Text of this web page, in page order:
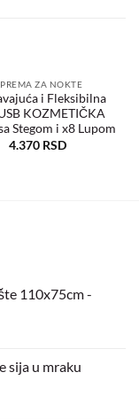
Dodaj
u
željene
ZA NOKTE
i Fleksibilna
KOZMETIČKA
Stegom i x8 Lupom
4.370 RSD
110x75cm -
sija u mraku